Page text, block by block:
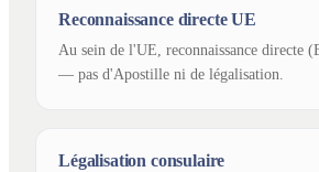
Reconnaissance directe UE
Au sein de l'UE, reconnaissance directe
— pas d'Apostille ni de légalisation.
Légalisation consulaire